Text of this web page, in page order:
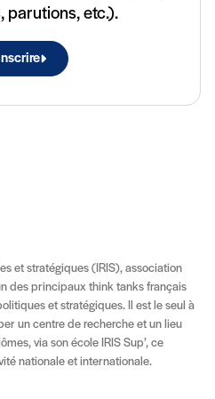
parutions, etc.).
et stratégiques (IRIS), association
des principaux think tanks français
et stratégiques. Il est le seul à
un centre de recherche et un lieu
via son école IRIS Sup’, ce
nationale et internationale.